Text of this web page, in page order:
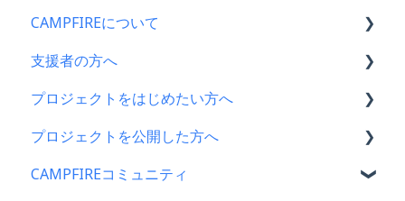
CAMPFIREについて
CAMPFIRE各種制度の規約について
CAMPFIREふるさと納税について
はじめての方へ
登録情報に関するよくある質問
支援者の方へ
支援に関するよくある質問
支援をした後に
キャリア決済
プロジェクトをはじめたい方へ
プロジェクトをはじめる前に
プロジェクト作成時によくある質問
プロジェクトを公開した方へ
支援金の振込について
CAMPFIREコミュニティ